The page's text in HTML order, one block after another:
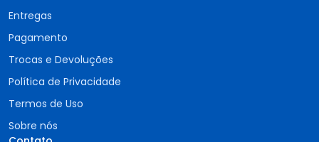
Entregas
Pagamento
Trocas e Devoluções
Política de Privacidade
Termos de Uso
Sobre nós